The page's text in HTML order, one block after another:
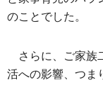
のことでした。
さらに、ご家族
活への影響、つま